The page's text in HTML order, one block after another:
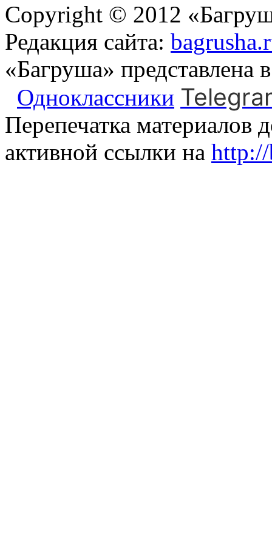
Copyright © 2012
Редакция сайта:
«Багруша» представлена
Одноклассники
Перепечатка материалов
активной ссылки на http://